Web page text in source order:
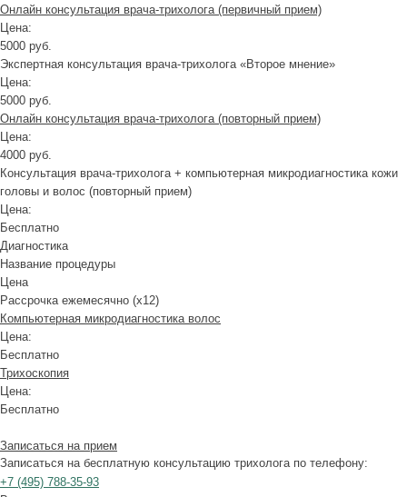
Онлайн консультация врача-трихолога (первичный прием)
Цена:
5000 руб.
Экспертная консультация врача-трихолога «Второе мнение»
Цена:
5000 руб.
Онлайн консультация врача-трихолога (повторный прием)
Цена:
4000 руб.
Консультация врача-трихолога + компьютерная микродиагностика кожи
головы и волос (повторный прием)
Цена:
Бесплатно
Диагностика
Название процедуры
Цена
Рассрочка ежемесячно (x12)
Компьютерная микродиагностика волос
Цена:
Бесплатно
Трихоскопия
Цена:
Бесплатно
Записаться на прием
Записаться на бесплатную консультацию трихолога по телефону:
+7 (495) 788-35-93